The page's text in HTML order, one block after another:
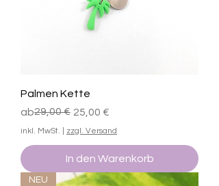
Palmen Kette
ab
Standardpreis
29,00 € 25,00 €
Sale-Preis
inkl. MwSt. zzgl. Versand
In den Warenkorb
NEU